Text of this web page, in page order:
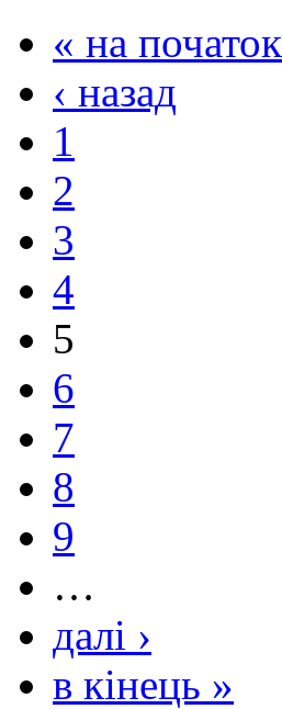
« на початок
‹ назад
1
2
3
4
5
6
7
8
9
…
далі ›
в кінець »